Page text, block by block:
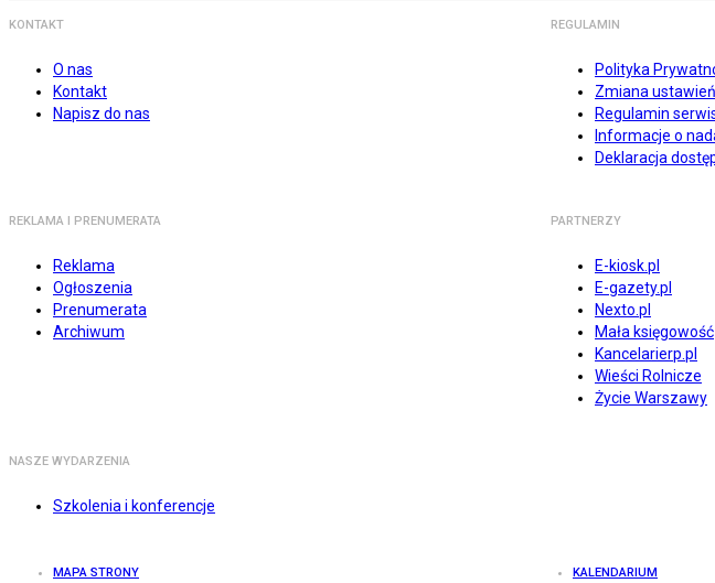
KONTAKT
O nas
Kontakt
Napisz do nas
REGULAMIN
Polityka
Zmiana
Regulamin
Informacje o
Deklaracja
REKLAMA I PRENUMERATA
Reklama
Ogłoszenia
Prenumerata
Archiwum
PARTNERZY
E-kiosk.pl
E-gazety.pl
Nexto.pl
Mała księgowość
Kancelarierp.pl
Wieści Rolnicze
Życie Warszawy
NASZE WYDARZENIA
Szkolenia i konferencje
MAPA STRONY KALENDARIUM